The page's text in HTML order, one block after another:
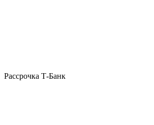
Рассрочка Т-Банк